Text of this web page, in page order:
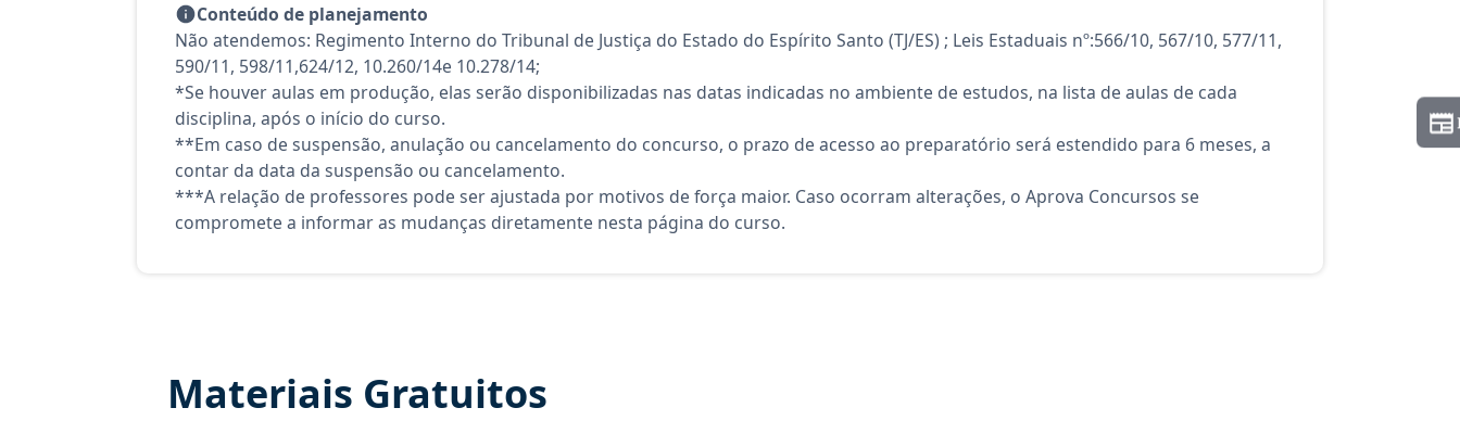
Conteúdo de planejamento
Não atendemos: Regimento Interno do Tribunal de Justiça do Estado do Espírito Santo (TJ/ES) ; Leis Estaduais nº:566/10, 567/10, 577/11,
590/11, 598/11,624/12, 10.260/14e 10.278/14;
*Se houver aulas em produção, elas serão disponibilizadas nas datas indicadas no ambiente de estudos, na lista de aulas de cada
disciplina, após o início do curso.
**Em caso de suspensão, anulação ou cancelamento do concurso, o prazo de acesso ao preparatório será estendido para 6 meses, a
contar da data da suspensão ou cancelamento.
***A relação de professores pode ser ajustada por motivos de força maior. Caso ocorram alterações, o Aprova Concursos se
compromete a informar as mudanças diretamente nesta página do curso.
Materiais Gratuitos